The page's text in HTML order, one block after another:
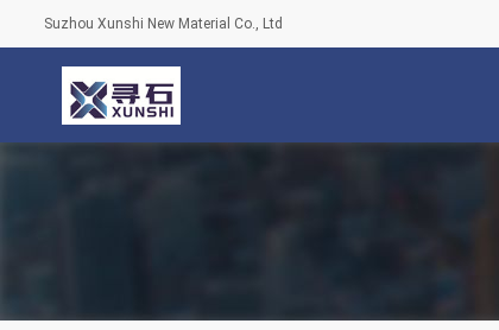
Suzhou Xunshi New Material Co., Ltd